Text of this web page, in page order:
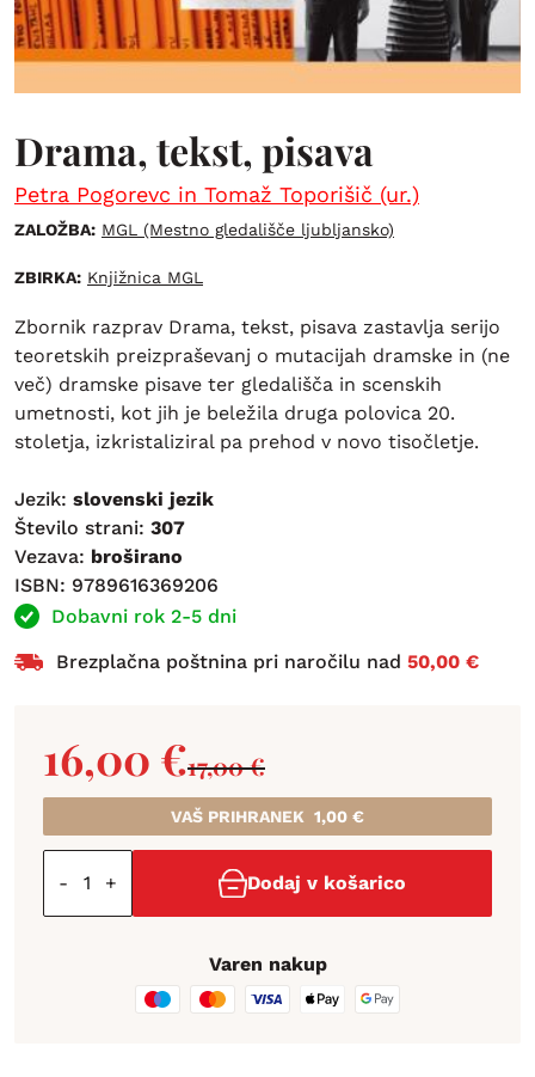
Drama, tekst, pisava
Petra Pogorevc in Tomaž Toporišič (ur.)
ZALOŽBA: MGL (Mestno gledališče ljubljansko)
ZBIRKA: Knjižnica MGL
Zbornik razprav Drama, tekst, pisava zastavlja serijo
teoretskih preizpraševanj o mutacijah dramske in (ne
več) dramske pisave ter gledališča in scenskih
umetnosti, kot jih je beležila druga polovica 20.
stoletja, izkristaliziral pa prehod v novo tisočletje.
Jezik: slovenski jezik
Število strani: 307
Vezava: broširano
ISBN: 9789616369206
Dobavni rok 2-5 dni
Brezplačna poštnina pri naročilu nad 50,00 €
17,00€
16,00 €
VAŠ PRIHRANEK 1,00 €
- + Dodaj v košarico
Varen nakup